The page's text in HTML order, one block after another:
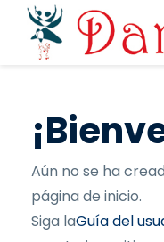
Pasar al contenido
Aún no se ha
página de inicio.
Siga laGuía del